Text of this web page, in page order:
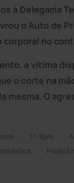
à Delegacia
o Auto de
corporal no
a vítima
o corte na
mesma. O
17º Bpm
Prisão